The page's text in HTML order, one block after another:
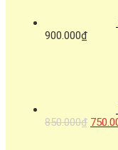
900.000₫
850.000₫